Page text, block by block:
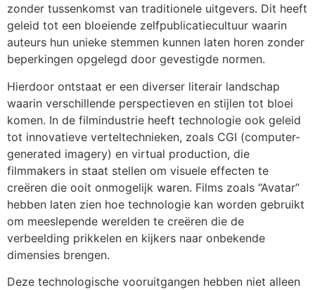
zonder tussenkomst van traditionele uitgevers. Dit heeft
geleid tot een bloeiende zelfpublicatiecultuur waarin
auteurs hun unieke stemmen kunnen laten horen zonder
beperkingen opgelegd door gevestigde normen.
Hierdoor ontstaat er een diverser literair landschap
waarin verschillende perspectieven en stijlen tot bloei
komen. In de filmindustrie heeft technologie ook geleid
tot innovatieve verteltechnieken, zoals CGI (computer-
generated imagery) en virtual production, die
filmmakers in staat stellen om visuele effecten te
creëren die ooit onmogelijk waren. Films zoals “Avatar”
hebben laten zien hoe technologie kan worden gebruikt
om meeslepende werelden te creëren die de
verbeelding prikkelen en kijkers naar onbekende
dimensies brengen.
Deze technologische vooruitgangen hebben niet alleen